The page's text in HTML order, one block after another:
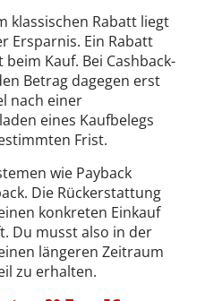
klassischen Rabatt liegt
Ersparnis. Ein Rabatt
Kauf. Bei Cashback-
Betrag dagegen erst
nach einer
eines Kaufbelegs
Frist.
wie Payback
Die Rückerstattung
konkreten Einkauf
Du musst also in der
längeren Zeitraum
zu erhalten.